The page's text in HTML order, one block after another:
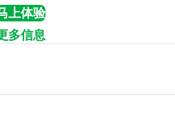
上体验
多信息